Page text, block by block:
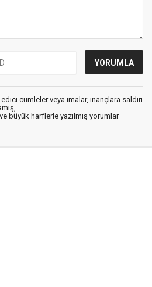
cümleler veya imalar, inançlara saldırı
büyük harflerle yazılmış yorumlar